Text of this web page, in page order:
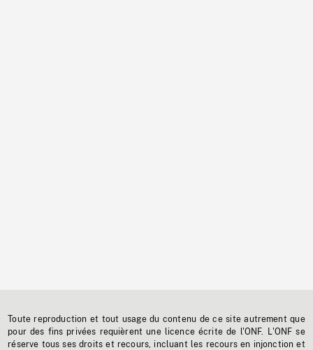
Toute reproduction et tout usage du contenu de ce site autrement que
pour des fins privées requièrent une licence écrite de l'ONF. L'ONF se
réserve tous ses droits et recours, incluant les recours en injonction et